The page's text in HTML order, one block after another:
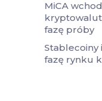
MiCA
fazę próby
Stablecoiny
fazę rynku